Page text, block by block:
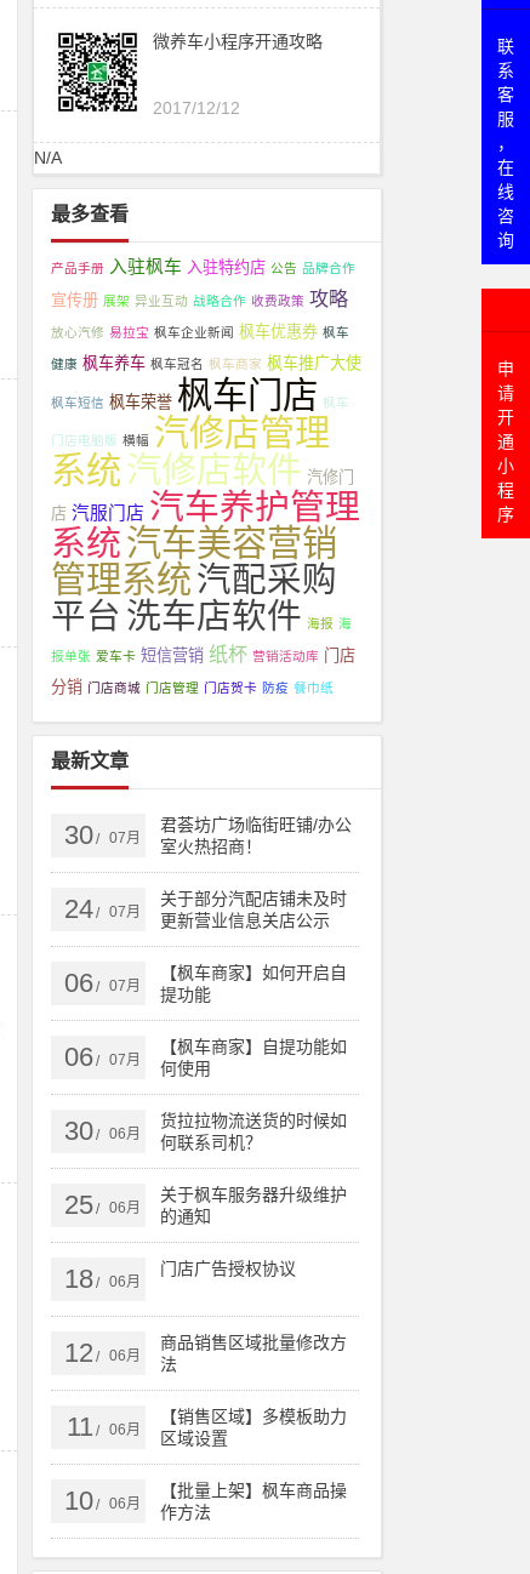
微养车小程序开通攻略
2017/12/12
N/A
最多查看
产品手册 入驻枫车 入驻特约店 公告 品牌合作
宣传册 展架 异业互动 战略合作 收费政策 攻略
放心汽修 易拉宝 枫车企业新闻 枫车优惠券 枫车
健康 枫车养车 枫车冠名 枫车商家 枫车推广大使
枫车短信 枫车荣誉 枫车门店 枫车
门店电脑版 横幅 汽修店管理
系统汽修店软件 汽修门
店 汽服门店 汽车养护管理
系统汽车美容营销
管理系统汽配采购
平台 洗车店软件 海报 海
报单张 爱车卡 短信营销 纸杯 营销活动库 门店
分销 门店商城 门店管理 门店贺卡 防疫 餐巾纸
最新文章
30/ 07月
君荟坊广场临街旺铺/办公
室火热招商！
24/ 07月
关于部分汽配店铺未及时
更新营业信息关店公示
06/ 07月
【枫车商家】如何开启自
提功能
06/ 07月
【枫车商家】自提功能如
何使用
30/ 06月
货拉拉物流送货的时候如
何联系司机？
25/ 06月
关于枫车服务器升级维护
的通知
18/ 06月
门店广告授权协议
12 / 06月
商品销售区域批量修改方
法
11 / 06月
【销售区域】多模板助力
区域设置
10/ 06月
【批量上架】枫车商品操
作方法
联
系
客
服
，
在
线
咨
询
申
请
开
通
小
程
序